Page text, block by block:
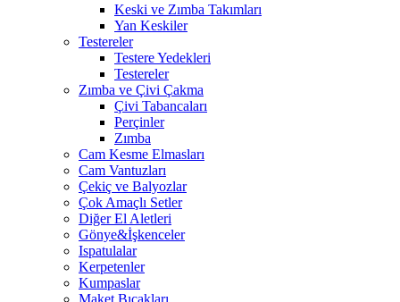
Keski ve Zımba Takımları
Yan Keskiler
Testereler
Testere Yedekleri
Testereler
Zımba ve Çivi Çakma
Çivi Tabancaları
Perçinler
Zımba
Cam Kesme Elmasları
Cam Vantuzları
Çekiç ve Balyozlar
Çok Amaçlı Setler
Diğer El Aletleri
Gönye&İşkenceler
Ispatulalar
Kerpetenler
Kumpaslar
Maket Bıçakları